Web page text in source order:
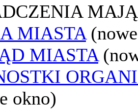
MIASTA
MIASTA
okno)